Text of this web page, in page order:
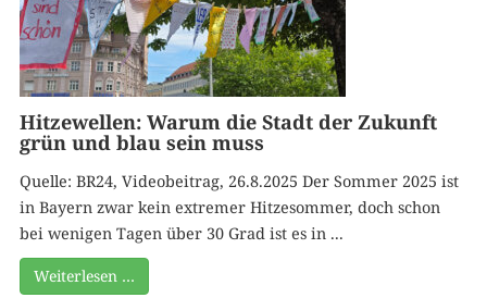
Hitzewellen: Warum die Stadt der Zukunft
grün und blau sein muss
Quelle: BR24, Videobeitrag, 26.8.2025 Der Sommer 2025 ist
in Bayern zwar kein extremer Hitzesommer, doch schon
bei wenigen Tagen über 30 Grad ist es in ...
Weiterlesen …